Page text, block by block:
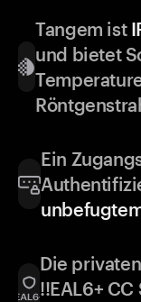
Tangem ist
und bietet
Ein
Die
!!EAL6+